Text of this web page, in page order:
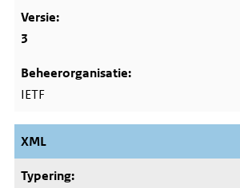
3
IETF
XML